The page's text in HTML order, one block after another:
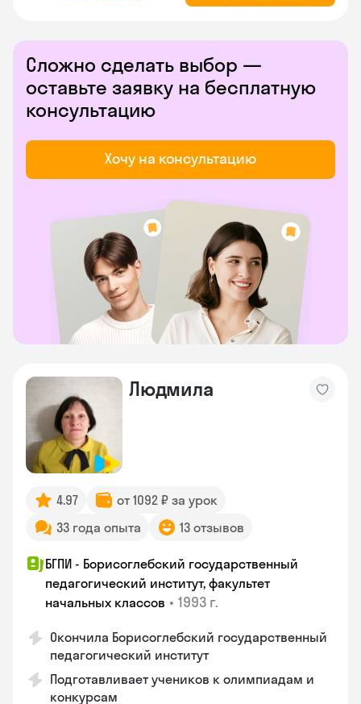
Сложно сделать выбор —
оставьте заявку на бесплатную
консультацию
Хочу на консультацию
Людмила
4.97
от 1092 ₽ за урок
33 года опыта
13 отзывов
БГПИ - Борисоглебский государственный
педагогический институт, факультет
начальных классов • 1993 г.
Окончила Борисоглебский государственный
педагогический институт
Подготавливает учеников к олимпиадам и
конкурсам